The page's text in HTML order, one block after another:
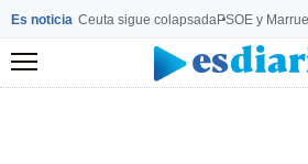
Es noticia Ceuta sigue colapsadaPSOE y
Menú